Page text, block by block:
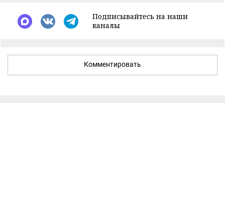
Подписывайтесь на наши
каналы
Комментировать